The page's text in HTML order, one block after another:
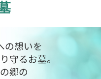
の想いを
守るお墓。
郷の